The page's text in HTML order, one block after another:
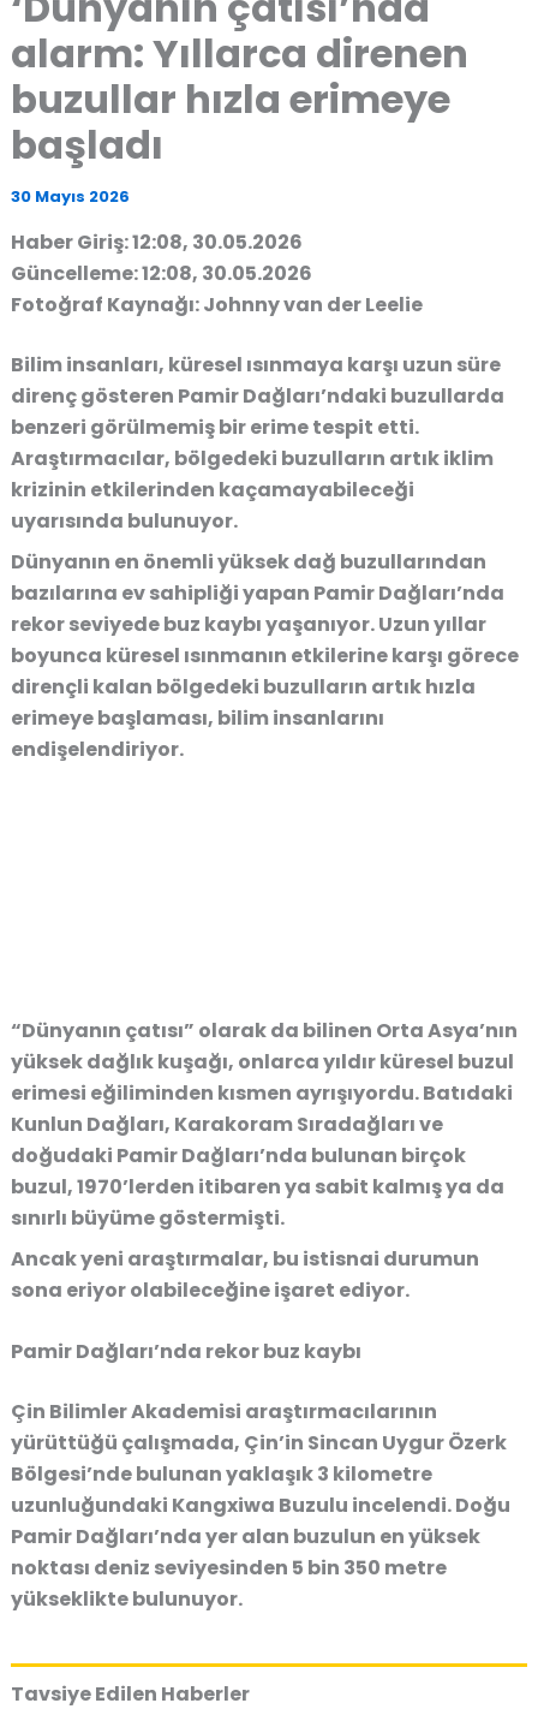
alarm: Yıllarca direnen
buzullar hızla erimeye
başladı
30 Mayıs 2026
Haber Giriş: 12:08, 30.05.2026
Güncelleme: 12:08, 30.05.2026
Fotoğraf Kaynağı: Johnny van der Leelie
Bilim insanları, küresel ısınmaya karşı uzun süre
direnç gösteren Pamir Dağları’ndaki buzullarda
benzeri görülmemiş bir erime tespit etti.
Araştırmacılar, bölgedeki buzulların artık iklim
krizinin etkilerinden kaçamayabileceği
uyarısında bulunuyor.
Dünyanın en önemli yüksek dağ buzullarından
bazılarına ev sahipliği yapan Pamir Dağları’nda
rekor seviyede buz kaybı yaşanıyor. Uzun yıllar
boyunca küresel ısınmanın etkilerine karşı görece
dirençli kalan bölgedeki buzulların artık hızla
erimeye başlaması, bilim insanlarını
endişelendiriyor.
“Dünyanın çatısı” olarak da bilinen Orta Asya’nın
yüksek dağlık kuşağı, onlarca yıldır küresel buzul
erimesi eğiliminden kısmen ayrışıyordu. Batıdaki
Kunlun Dağları, Karakoram Sıradağları ve
doğudaki Pamir Dağları’nda bulunan birçok
buzul, 1970’lerden itibaren ya sabit kalmış ya da
sınırlı büyüme göstermişti.
Ancak yeni araştırmalar, bu istisnai durumun
sona eriyor olabileceğine işaret ediyor.
Pamir Dağları’nda rekor buz kaybı
Çin Bilimler Akademisi araştırmacılarının
yürüttüğü çalışmada, Çin’in Sincan Uygur Özerk
Bölgesi’nde bulunan yaklaşık 3 kilometre
uzunluğundaki Kangxiwa Buzulu incelendi. Doğu
Pamir Dağları’nda yer alan buzulun en yüksek
noktası deniz seviyesinden 5 bin 350 metre
yükseklikte bulunuyor.
Tavsiye Edilen Haberler